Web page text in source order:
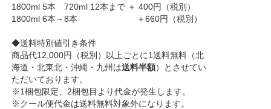
1800ml 5本 720ml 12本まで ＋ 400円（税別）
1800ml 6本～8本 ＋660円（税別）
◆送料特別値引き条件
商品代12,000円（税別）以上ごとに1送料無料（北
海道・北東北・沖縄・九州は送料半額）とさせてい
ただいております。
※1梱包限定、2梱包目より代金が発生します。
※クール便代金は送料無料対象外になります。